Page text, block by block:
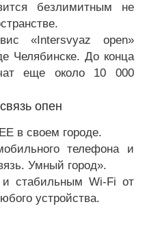
безлимитным не
«Intersvyaz open»
Челябинске. До конца
еще около 10 000
опен
в своем городе.
телефона и
Умный город».
стабильным Wi-Fi от
устройства.